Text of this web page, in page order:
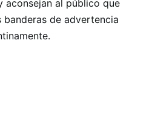
aconsejan al público que
de advertencia